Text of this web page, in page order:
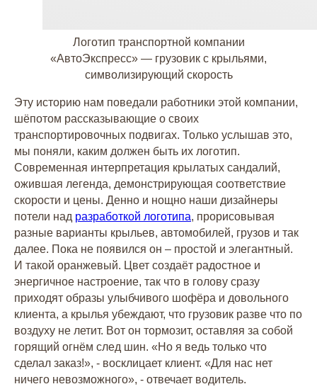
Логотип транспортной компании
«АвтоЭкспресс» — грузовик с крыльями,
символизирующий скорость
Эту историю нам поведали работники этой компании,
шёпотом рассказывающие о своих
транспортировочных подвигах. Только услышав это,
мы поняли, каким должен быть их логотип.
Современная интерпретация крылатых сандалий,
ожившая легенда, демонстрирующая соответствие
скорости и цены. Денно и нощно наши дизайнеры
потели над разработкой логотипа, прорисовывая
разные варианты крыльев, автомобилей, грузов и так
далее. Пока не появился он – простой и элегантный.
И такой оранжевый. Цвет создаёт радостное и
энергичное настроение, так что в голову сразу
приходят образы улыбчивого шофёра и довольного
клиента, а крылья убеждают, что грузовик разве что по
воздуху не летит. Вот он тормозит, оставляя за собой
горящий огнём след шин. «Но я ведь только что
сделал заказ!», - восклицает клиент. «Для нас нет
ничего невозможного», - отвечает водитель.